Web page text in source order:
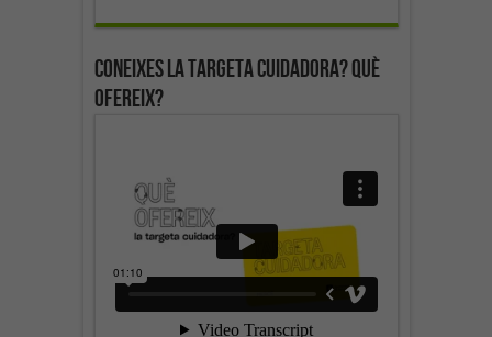
Coneixes la targeta cuidadora? Què
ofereix?